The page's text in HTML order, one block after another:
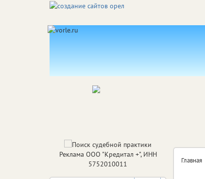
Главная
Реклама ООО "Кредитал +", ИНН
5752010011